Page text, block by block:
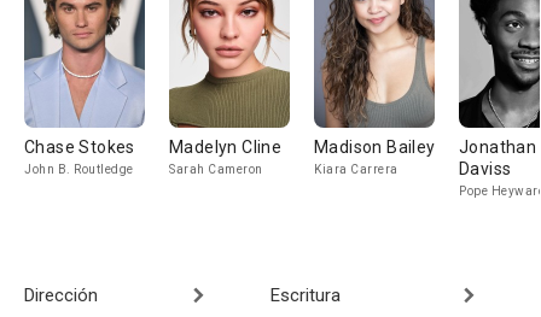
Chase Stokes
John B. Routledge
Madelyn Cline
Sarah Cameron
Madison Bailey
Kiara Carrera
Jonathan
Daviss
Pope
Dirección Escritura